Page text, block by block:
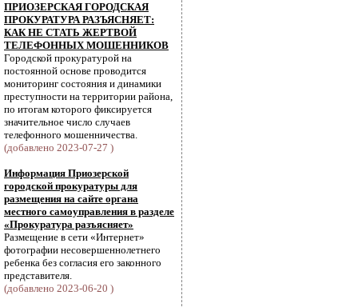
ПРИОЗЕРСКАЯ ГОРОДСКАЯ
ПРОКУРАТУРА РАЗЪЯСНЯЕТ:
КАК НЕ СТАТЬ ЖЕРТВОЙ
ТЕЛЕФОННЫХ МОШЕННИКОВ
Городской прокуратурой на
постоянной основе проводится
мониторинг состояния и динамики
преступности на территории района,
по итогам которого фиксируется
значительное число случаев
телефонного мошенничества.
(добавлено 2023-07-27 )
Информация Приозерской
городской прокуратуры для
размещения на сайте органа
местного самоуправления в разделе
«Прокуратура разъясняет»
Размещение в сети «Интернет»
фотографии несовершеннолетнего
ребенка без согласия его законного
представителя.
(добавлено 2023-06-20 )